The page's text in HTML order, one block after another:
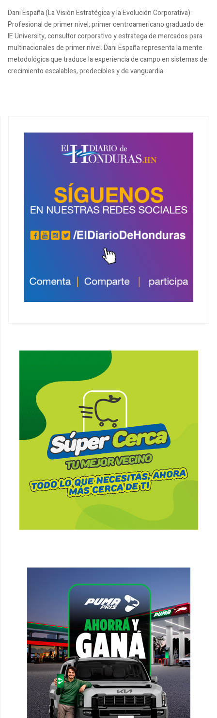
Dani España (La Visión Estratégica y la Evolución Corporativa):
Profesional de primer nivel, primer centroamericano graduado de
IE University, consultor corporativo y estratega de mercados para
multinacionales de primer nivel. Dani España representa la mente
metodológica que traduce la experiencia de campo en sistemas de
crecimiento escalables, predecibles y de vanguardia.